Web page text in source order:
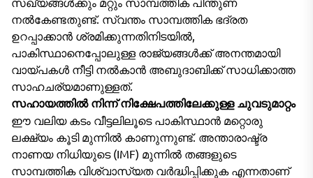
നൽകേണ്ടതുണ്ട്. സ്വന്തം സാമ്പത്തിക ഭദ്രത
ഉറപ്പാക്കാൻ ശ്രമിക്കുന്നതിനിടയിൽ,
പാകിസ്ഥാനെപ്പോലുള്ള രാജ്യങ്ങൾക്ക് അനന്തമായി
വായ്പകൾ നീട്ടി നൽകാൻ അബുദാബിക്ക് സാധിക്കാത്ത
സാഹചര്യമാണുള്ളത്.
സഹായത്തിൽ നിന്ന് നിക്ഷേപത്തിലേക്കുള്ള ചുവടുമാറ്റം
ഈ വലിയ കടം വീട്ടലിലൂടെ പാകിസ്ഥാൻ മറ്റൊരു
ലക്ഷ്യം കൂടി മുന്നിൽ കാണുന്നുണ്ട്. അന്താരാഷ്ട്ര
നാണയ നിധിയുടെ (IMF) മുന്നിൽ തങ്ങളുടെ
സാമ്പത്തിക വിശ്വാസ്യത വർദ്ധിപ്പിക്കുക എന്നതാണ്